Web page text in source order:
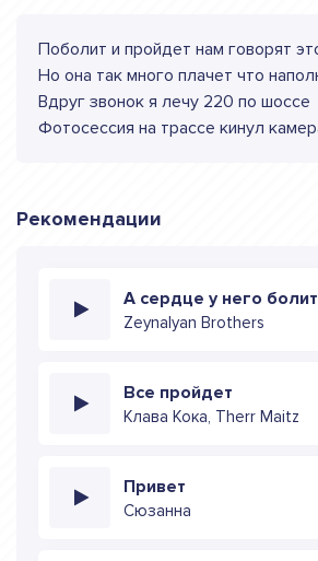
Поболит и пройдет нам говорят
Но она так много плачет что
Вдруг звонок я лечу 220 по шоссе
Фотосессия на трассе кинул
Рекомендации
А сердце у него болит
Zeynalyan Brothers
Все пройдет
Клава Кока, Therr Maitz
Привет
Сюзанна